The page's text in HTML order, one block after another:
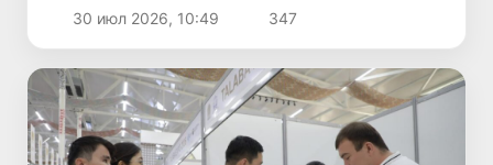
30 июл 2026, 10:49 347